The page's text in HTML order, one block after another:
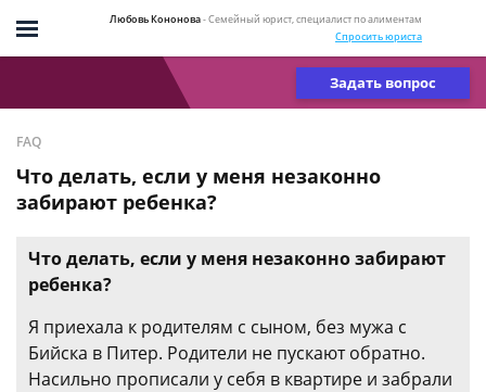
Любовь Кононова- Семейный юрист, специалист по алиментам
Спросить юриста
Задать вопрос
FAQ
Что делать, если у меня незаконно
забирают ребенка?
Что делать, если у меня незаконно забирают
ребенка?
Я приехала к родителям с сыном, без мужа с
Бийска в Питер. Родители не пускают обратно.
Насильно прописали у себя в квартире и забрали